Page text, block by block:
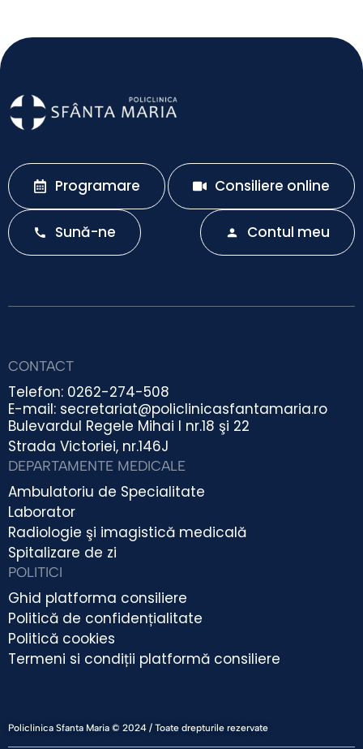
Programare Consiliere online
Sună-ne Contul meu
CONTACT
Telefon: 0262-274-508
E-mail: secretariat@policlinicasfantamaria.ro
Bulevardul Regele Mihai I nr.18 şi 22
Strada Victoriei, nr.146J
DEPARTAMENTE MEDICALE
Ambulatoriu de Specialitate
Laborator
Radiologie şi imagistică medicală
Spitalizare de zi
POLITICI
Ghid platforma consiliere
Politică de confidențialitate
Politică cookies
Termeni si condiții platformă consiliere
Policlinica Sfanta Maria © 2024 / Toate drepturile rezervate